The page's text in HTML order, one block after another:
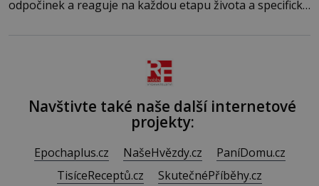
odpočinek a reaguje na každou etapu života a specifické
Navštivte také naše další internetové
projekty:
Epochaplus.cz NašeHvězdy.cz
PaníDomu.cz
TisíceReceptů.cz
SkutečnéPříběhy.cz